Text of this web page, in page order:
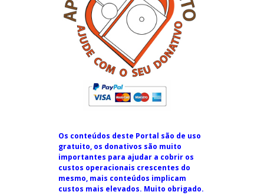
Os conteúdos deste Portal são de uso
gratuito, os donativos são muito
importantes para ajudar a cobrir os
custos operacionais crescentes do
mesmo, mais conteúdos implicam
custos mais elevados. Muito obrigado.